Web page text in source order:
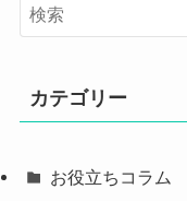
カテゴリー
お役立ちコラム